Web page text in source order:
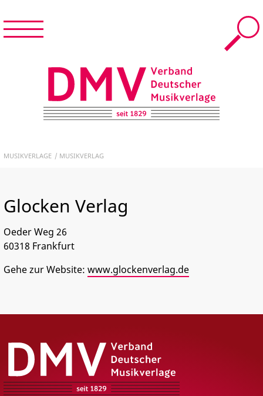
START
NEWS & TERMINE
MUSIKVERLAGE
FÜR MITGLIEDER
PRESSE
MUSIKVERLAGE MUSIKVERLAG
Glocken Verlag
Oeder Weg 26
60318 Frankfurt
Gehe zur Website: www.glockenverlag.de